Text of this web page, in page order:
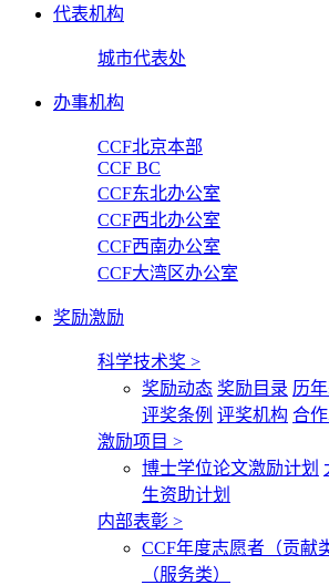
代表机构
城市代表处
办事机构
CCF北京本部
CCF BC
CCF东北办公室
CCF西北办公室
CCF西南办公室
CCF大湾区办公室
奖励激励
科学技术奖 >
奖励动态 奖励目录 历
评奖条例 评奖机构 合
激励项目 >
博士学位论文激励计划
生资助计划
内部表彰 >
CCF年度志愿者（贡献
（服务类）